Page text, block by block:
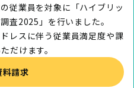
従業員を対象に「ハイブリッ
査2025」を行いました。
レスに伴う従業員満足度や課
だけます。
料請求